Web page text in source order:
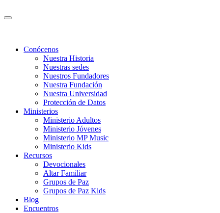
Conócenos
Nuestra Historia
Nuestras sedes
Nuestros Fundadores
Nuestra Fundación
Nuestra Universidad
Protección de Datos
Ministerios
Ministerio Adultos
Ministerio Jóvenes
Ministerio MP Music
Ministerio Kids
Recursos
Devocionales
Altar Familiar
Grupos de Paz
Grupos de Paz Kids
Blog
Encuentros